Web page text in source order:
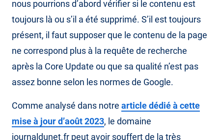
nous pourrions d’abord vérifier si le contenu est
toujours là ou s’il a été supprimé. S’il est toujours
présent, il faut supposer que le contenu de la page
ne correspond plus à la requête de recherche
après la Core Update ou que sa qualité n’est pas
assez bonne selon les normes de Google.
Comme analysé dans notre article dédié à cette
mise à jour d’août 2023, le domaine
journaldunet.fr peut avoir souffert de la très